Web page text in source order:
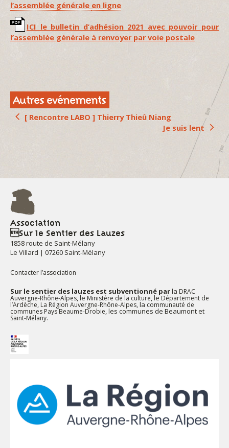
l’assemblée générale en ligne
ICI le bulletin d’adhésion 2021 avec pouvoir pour
l’assemblée générale à renvoyer par voie postale
Autres evénements
[ Rencontre LABO ] Thierry Thieû Niang
Je suis lent
Association
Sur le Sentier des Lauzes
1858 route de Saint-Mélany
Le Villard | 07260 Saint-Mélany
Contacter l’association
Sur le sentier des lauzes est subventionné parla DRAC
Auvergne-Rhône-Alpes, le Ministère de la culture, leDépartement de
l’Ardèche, La Région Auvergne-Rhône-Alpes, la communauté de
communes Pays Beaume-Drobie, les communes de Beaumont et
Saint-Mélany.